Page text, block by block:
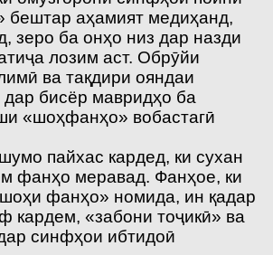
бештар аҳамият медиҳанд,
зеро ба онҳо низ дар назди
лозим аст. Обрӯйи
ва тақдири ояндаи
бисёр мавридҳо ба
«шоҳфанҳо» вобастагӣ
пайхас кардед, ки сухан
фанҳо меравад. Фанҳое, ки
фанҳо» номида, ин қадар
кардем, «забони тоҷикӣ» ва
синфҳои ибтидоӣ